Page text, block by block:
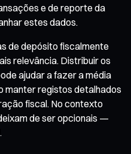
e de reporte da
estes dados.
de depósito fiscalmente
relevância. Distribuir os
ajudar a fazer a média
manter registos detalhados
fiscal. No contexto
de ser opcionais —